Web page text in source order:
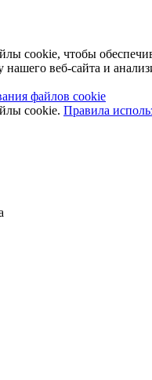
cookie, чтобы
веб-сайта и
файлов cookie
cookie. Правила